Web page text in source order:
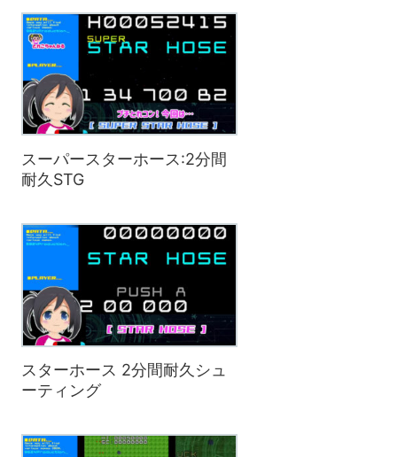
スーパースターホース:2分間
耐久STG
スターホース 2分間耐久シュ
ーティング